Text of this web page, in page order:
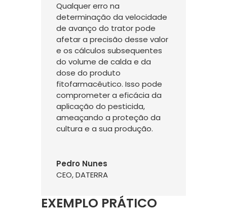
Qualquer erro na
determinação da velocidade
de avanço do trator pode
afetar a precisão desse valor
e os cálculos subsequentes
do volume de calda e da
dose do produto
fitofarmacêutico. Isso pode
comprometer a eficácia da
aplicação do pesticida,
ameaçando a proteção da
cultura e a sua produção.
Pedro Nunes
CEO, DATERRA
EXEMPLO PRÁTICO